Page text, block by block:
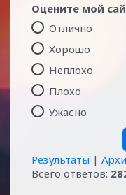
Оцените мой
Отлично
Хорошо
Неплохо
Плохо
Ужасно
Результаты |
Всего ответов: